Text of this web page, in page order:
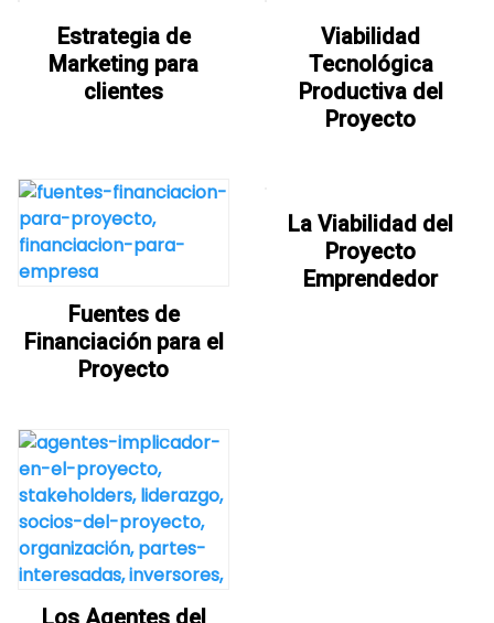
Estrategia de
Marketing para
clientes
Viabilidad
Tecnológica
Productiva del
Proyecto
Fuentes de
Financiación para el
Proyecto
La Viabilidad del
Proyecto
Emprendedor